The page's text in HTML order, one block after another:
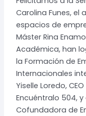
Carolina Funes, el
espacios de
Máster Rina
Académica, han
la Formación de
Internacionales
Yiselle Loredo,
Encuéntralo 504, y
Cofundadora de